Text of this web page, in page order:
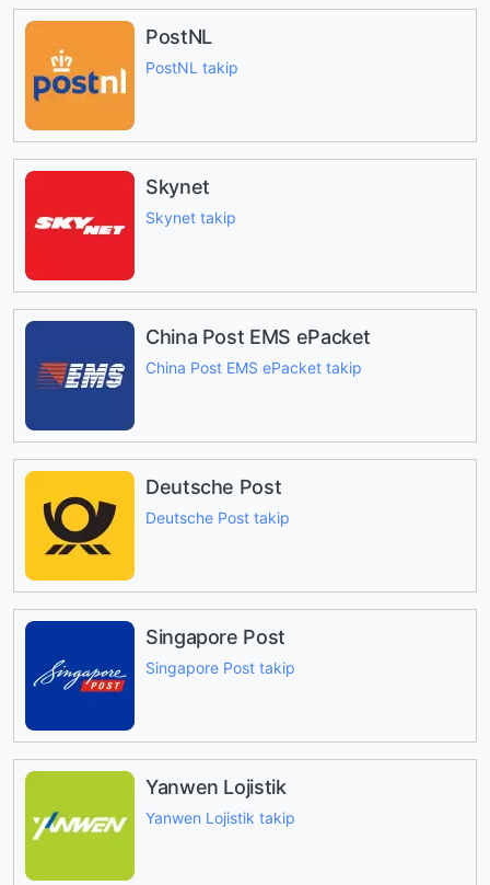
PostNL
PostNL takip
Skynet
Skynet takip
China Post EMS ePacket
China Post EMS ePacket takip
Deutsche Post
Deutsche Post takip
Singapore Post
Singapore Post takip
Yanwen Lojistik
Yanwen Lojistik takip